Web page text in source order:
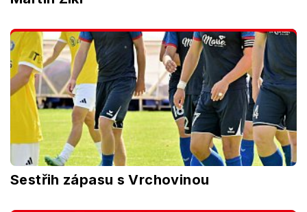
Sestřih zápasu s Vrchovinou